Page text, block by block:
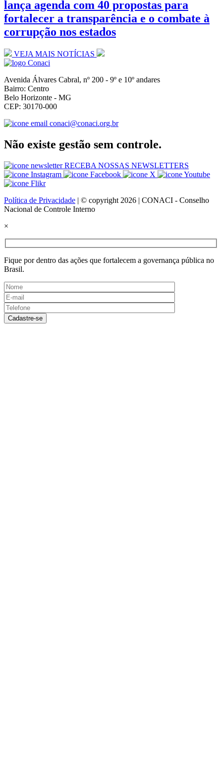
lança agenda com 40 propostas para
fortalecer a transparência e o combate à
corrupção nos estados
VEJA MAIS NOTÍCIAS
Avenida Álvares Cabral, nº 200 - 9º e 10º andares
Bairro: Centro
Belo Horizonte - MG
CEP: 30170-000
conaci@conaci.org.br
Não existe gestão sem controle.
RECEBA NOSSAS NEWSLETTERS
Política de Privacidade | © copyright 2026 | CONACI - Conselho
Nacional de Controle Interno
×
Fique por dentro das ações que fortalecem a governança pública no
Brasil.